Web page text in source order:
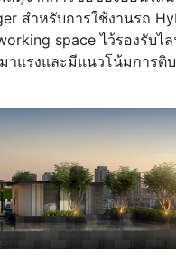
สำหรับการใช้งานรถ
space ไว้รองรับไ
าแรงและมีแนวโน้มการติ